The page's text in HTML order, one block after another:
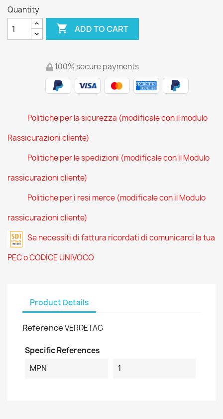
Quantity
 ADD TO CART
100% secure payments
Politiche per la sicurezza (modificale con il modulo
Rassicurazioni cliente)
Politiche per le spedizioni (modificale con il Modulo
rassicurazioni cliente)
Politiche per i resi merce (modificale con il Modulo
rassicurazioni cliente)
Se necessiti di fattura ricordati di comunicarci la tua
PEC o CODICE UNIVOCO
Product Details
ReferenceVERDETAG
Specific References
MPN
1